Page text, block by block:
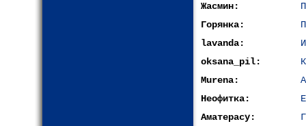
Жасмин:
Горянка:
lavanda:
oksana_pil:
Murena:
Неофитка:
Аматерасу: